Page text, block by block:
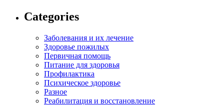
Categories
Заболевания и их лечение
Здоровье пожилых
Первичная помощь
Питание для здоровья
Профилактика
Психическое здоровье
Разное
Реабилитация и восстановление